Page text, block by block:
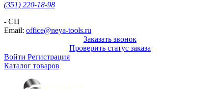
(351) 220-18-98
- СЦ
Email: office@neya-tools.ru
Заказать звонок
Проверить статус заказа
Войти Регистрация
Каталог товаров